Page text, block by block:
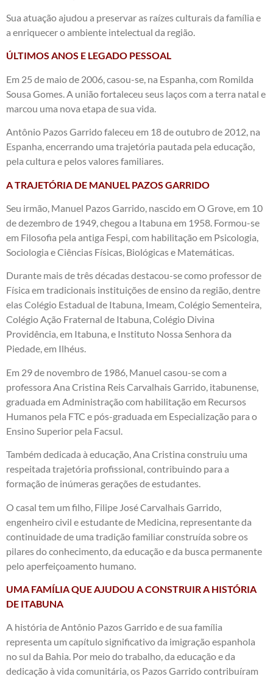
Sua atuação ajudou a preservar as raízes culturais da família e
a enriquecer o ambiente intelectual da região.
ÚLTIMOS ANOS E LEGADO PESSOAL
Em 25 de maio de 2006, casou-se, na Espanha, com Romilda
Sousa Gomes. A união fortaleceu seus laços com a terra natal e
marcou uma nova etapa de sua vida.
Antônio Pazos Garrido faleceu em 18 de outubro de 2012, na
Espanha, encerrando uma trajetória pautada pela educação,
pela cultura e pelos valores familiares.
A TRAJETÓRIA DE MANUEL PAZOS GARRIDO
Seu irmão, Manuel Pazos Garrido, nascido em O Grove, em 10
de dezembro de 1949, chegou a Itabuna em 1958. Formou-se
em Filosofia pela antiga Fespi, com habilitação em Psicologia,
Sociologia e Ciências Físicas, Biológicas e Matemáticas.
Durante mais de três décadas destacou-se como professor de
Física em tradicionais instituições de ensino da região, dentre
elas Colégio Estadual de Itabuna, Imeam, Colégio Sementeira,
Colégio Ação Fraternal de Itabuna, Colégio Divina
Providência, em Itabuna, e Instituto Nossa Senhora da
Piedade, em Ilhéus.
Em 29 de novembro de 1986, Manuel casou-se com a
professora Ana Cristina Reis Carvalhais Garrido, itabunense,
graduada em Administração com habilitação em Recursos
Humanos pela FTC e pós-graduada em Especialização para o
Ensino Superior pela Facsul.
Também dedicada à educação, Ana Cristina construiu uma
respeitada trajetória profissional, contribuindo para a
formação de inúmeras gerações de estudantes.
O casal tem um filho, Filipe José Carvalhais Garrido,
engenheiro civil e estudante de Medicina, representante da
continuidade de uma tradição familiar construída sobre os
pilares do conhecimento, da educação e da busca permanente
pelo aperfeiçoamento humano.
UMA FAMÍLIA QUE AJUDOU A CONSTRUIR A HISTÓRIA
DE ITABUNA
A história de Antônio Pazos Garrido e de sua família
representa um capítulo significativo da imigração espanhola
no sul da Bahia. Por meio do trabalho, da educação e da
dedicação à vida comunitária, os Pazos Garrido contribuíram